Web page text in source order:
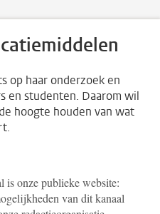
op haar onderzoek en
en studenten. Daarom wil
hoogte houden van wat
is onze publieke website:
van dit kanaal